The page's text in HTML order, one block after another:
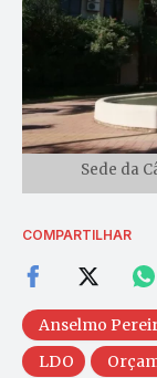
Sede da
COMPARTILHAR
Anselmo
LDO